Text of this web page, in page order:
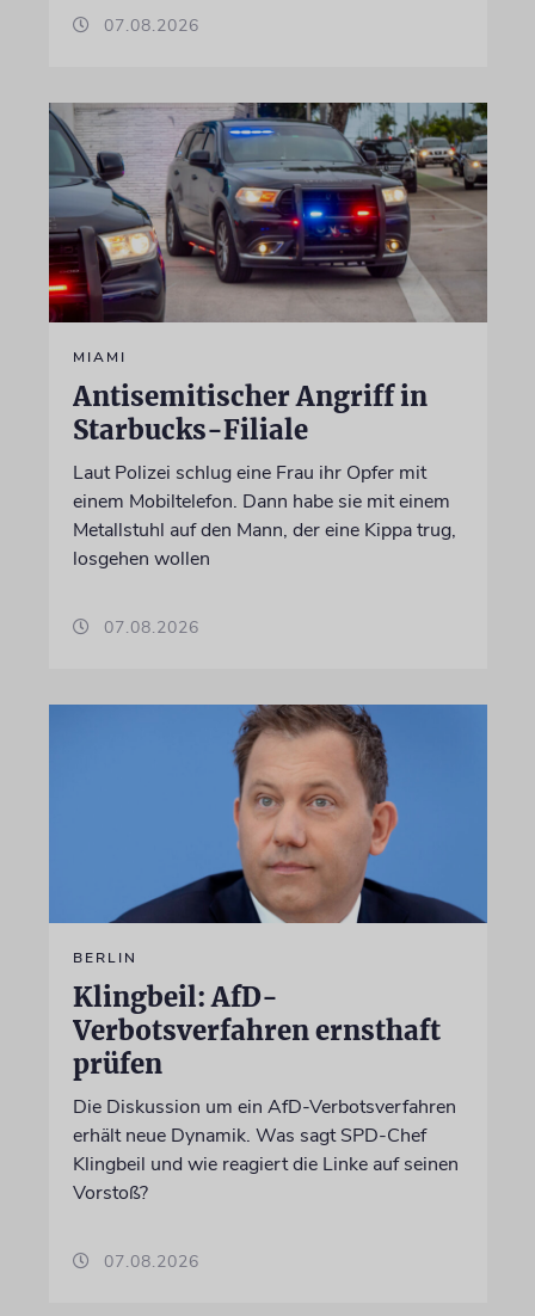
07.08.2026
MIAMI
Antisemitischer Angriff in
Starbucks-Filiale
Laut Polizei schlug eine Frau ihr Opfer mit
einem Mobiltelefon. Dann habe sie mit einem
Metallstuhl auf den Mann, der eine Kippa trug,
losgehen wollen
07.08.2026
BERLIN
Klingbeil: AfD-
Verbotsverfahren ernsthaft
prüfen
Die Diskussion um ein AfD-Verbotsverfahren
erhält neue Dynamik. Was sagt SPD-Chef
Klingbeil und wie reagiert die Linke auf seinen
Vorstoß?
07.08.2026